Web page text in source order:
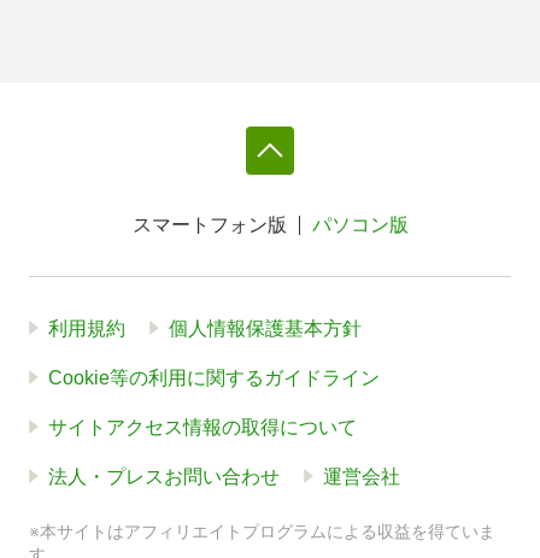
スマートフォン版 パソコン版
利用規約 個人情報保護基本方針
Cookie等の利用に関するガイドライン
サイトアクセス情報の取得について
法人・プレスお問い合わせ 運営会社
※本サイトはアフィリエイトプログラムによる収益を得ていま
す